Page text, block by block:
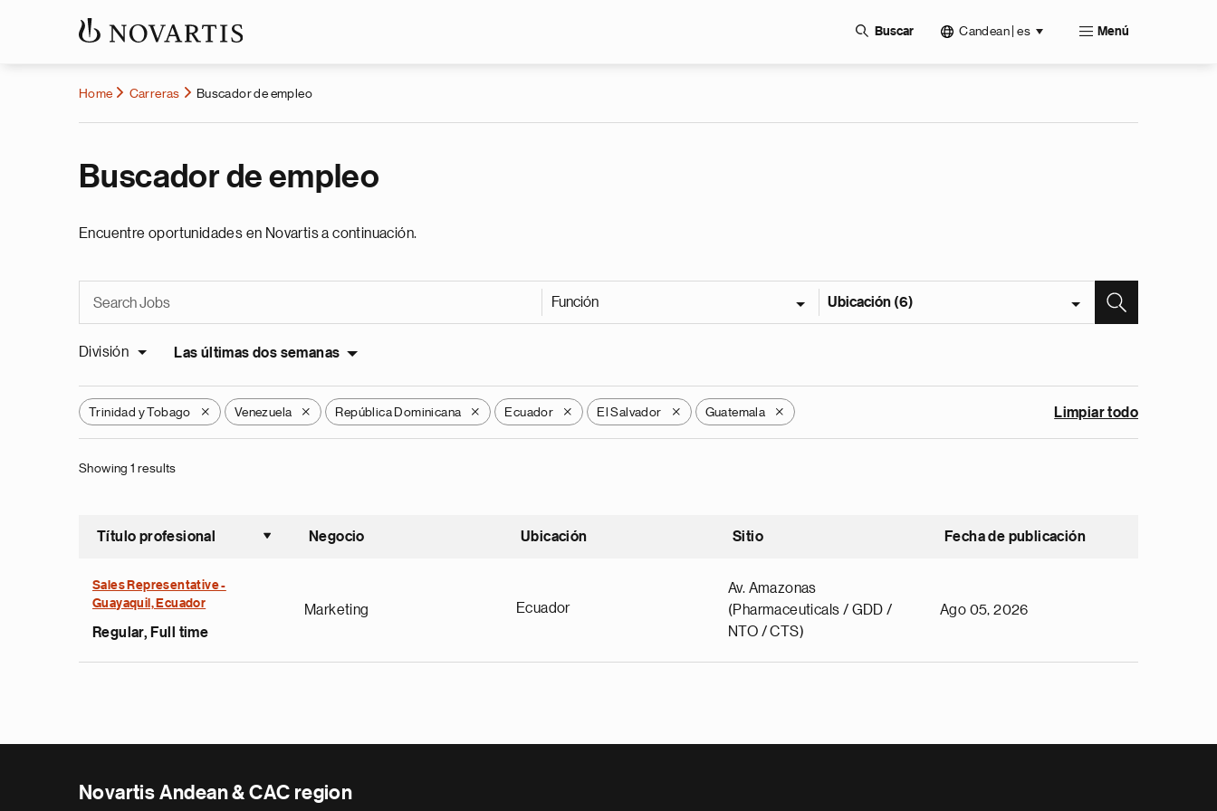
Buscar Candean | es Menú
Home Carreras Buscador de empleo
Buscador de empleo
Encuentre oportunidades en Novartis a continuación.
Función Ubicación (6)
División Las últimas dos semanas
Trinidad y Tobago X Venezuela X República Dominicana X Ecuador X El Salvador X Guatemala X Limpiar todo
Showing 1 results
Título profesional
Ordenar ascendente
Negocio Ubicación Sitio Fecha de publicación
Sales Representative -
Guayaquil, Ecuador
Regular, Full time
Marketing Ecuador
Av. Amazonas
(Pharmaceuticals / GDD /
NTO / CTS)
Ago 05, 2026
Novartis Andean & CAC region